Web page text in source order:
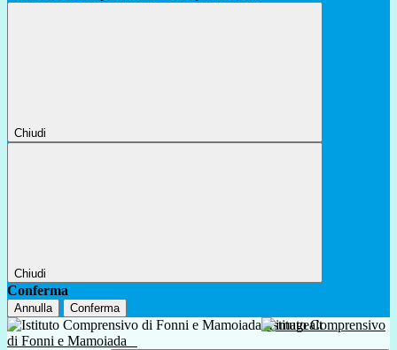
Chiudi
Chiudi
Conferma
Annulla Conferma
Istituto Comprensivo
di Fonni e Mamoiada